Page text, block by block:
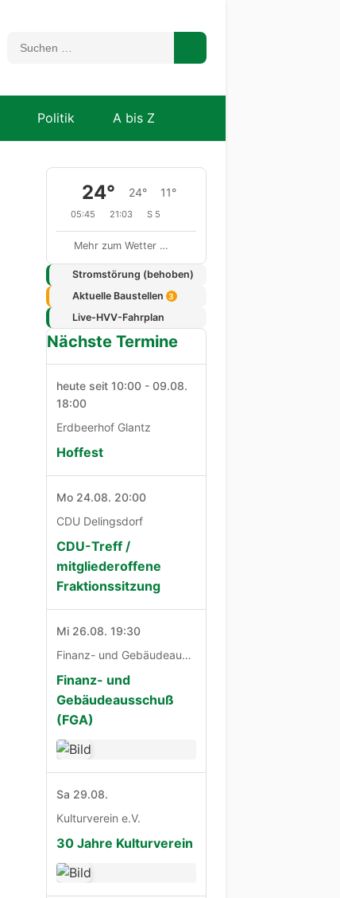
Politik A bis Z
24° 24° 11°
05:45 21:03 S 5
Mehr zum Wetter …
Stromstörung (behoben)
Aktuelle Baustellen
3
Live-HVV-Fahrplan
Nächste Termine
heute seit 10:00 - 09.08.
18:00
Erdbeerhof Glantz
Hoffest
Mo 24.08. 20:00
CDU Delingsdorf
CDU-Treff /
mitgliederoffene
Fraktionssitzung
Mi 26.08. 19:30
Finanz- und Gebäudeausschuß
Finanz- und
Gebäudeausschuß
(FGA)
Sa 29.08.
Kulturverein e.V.
30 Jahre Kulturverein